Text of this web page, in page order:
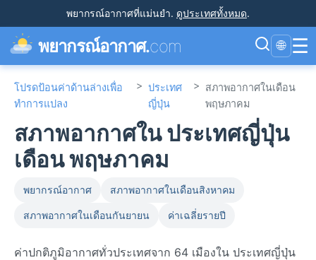
พยากรณ์อากาศที่แม่นยำ. ดูประเทศทั้งหมด.
พยากรณ์อากาศ.com 🌐 ☰
โปรดป้อนค่าด้านล่างเพื่อ
ทำการแปลง
> ประเทศ
ญี่ปุ่น
> สภาพอากาศในเดือน
พฤษภาคม
สภาพอากาศใน ประเทศญี่ปุ่น
เดือน พฤษภาคม
พยากรณ์อากาศ สภาพอากาศในเดือนสิงหาคม
สภาพอากาศในเดือนกันยายน ค่าเฉลี่ยรายปี
ค่าปกติภูมิอากาศทั่วประเทศจาก 64 เมืองใน ประเทศญี่ปุ่น